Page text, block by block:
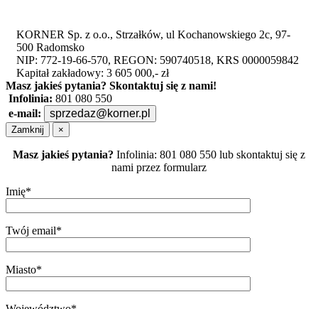
KORNER Sp. z o.o., Strzałków, ul Kochanowskiego 2c, 97-
500 Radomsko
NIP: 772-19-66-570, REGON: 590740518, KRS 0000059842
Kapitał zakładowy: 3 605 000,- zł
Masz jakieś pytania? Skontaktuj się z nami!
Infolinia: 801 080 550
e-mail:
sprzedaz@korner.pl
Zamknij ×
Masz jakieś pytania? Infolinia: 801 080 550 lub skontaktuj się z
nami przez formularz
Imię*
Twój email*
Miasto*